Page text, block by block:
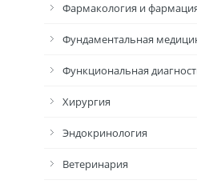
Фармакология и
Фундаментальная
Функциональная
Хирургия
Эндокринология
Ветеринария